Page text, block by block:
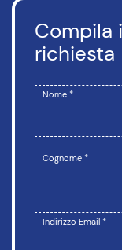
Compila
richiesta
Nome *
Cognome *
Indirizzo Email *